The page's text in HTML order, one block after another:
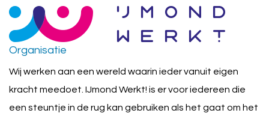
Organisatie
Wij werken aan een wereld waarin ieder vanuit eigen
kracht meedoet. IJmond Werkt! is er voor iedereen die
een steuntje in de rug kan gebruiken als het gaat om het